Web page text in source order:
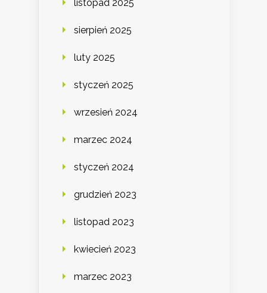
listopad 2025
sierpień 2025
luty 2025
styczeń 2025
wrzesień 2024
marzec 2024
styczeń 2024
grudzień 2023
listopad 2023
kwiecień 2023
marzec 2023